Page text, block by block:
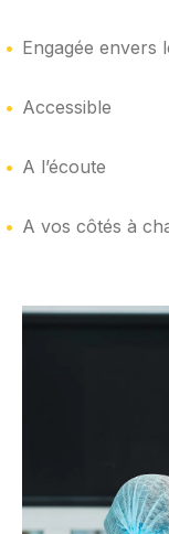
Engagée envers
Accessible
A l’écoute
A vos côtés à